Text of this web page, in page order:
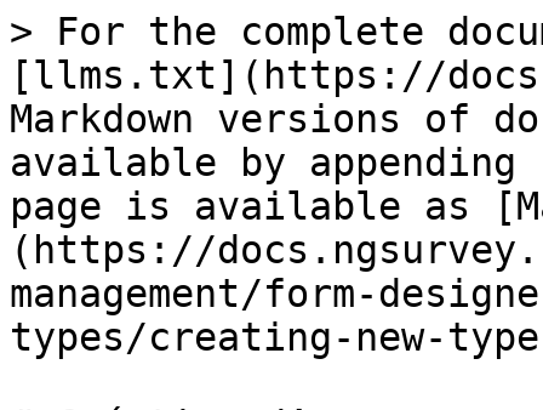
> For the complete
[llms.txt](https://
Markdown versions of
available by
page is available as
(https://
management/form-
types/creating-new-